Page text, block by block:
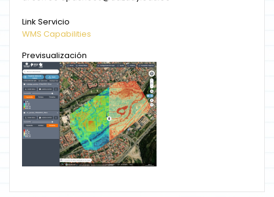
Link Servicio
WMS Capabilities
Previsualización